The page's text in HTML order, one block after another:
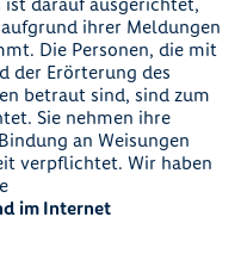
ihrer Meldungen
Die Personen, die mit
der Erörterung des
betraut sind, sind zum
Sie nehmen ihre
an Weisungen
verpflichtet. Wir haben
im Internet